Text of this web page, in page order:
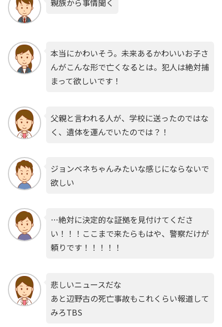
本当にかわいそう。未来あるかわいいお子さ
んがこんな形で亡くなるとは。犯人は絶対捕
まって欲しいです！
父親と言われる人が、学校に送ったのではな
く、遺体を運んでいたのでは？！
ジョンベネちゃんみたいな感じにならないで
欲しい
…絶対に決定的な証拠を見付けてくださ
い！！！ここまで来たらもはや、警察だけが
頼りです！！！！！
悲しいニュースだな
あと辺野古の死亡事故もこれくらい報道して
みろTBS